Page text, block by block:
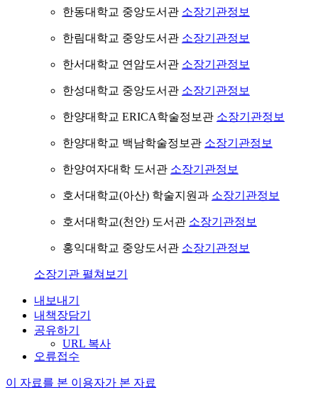
한동대학교 중앙도서관 소장기관정보
한림대학교 중앙도서관 소장기관정보
한서대학교 연암도서관 소장기관정보
한성대학교 중앙도서관 소장기관정보
한양대학교 ERICA학술정보관 소장기관정보
한양대학교 백남학술정보관 소장기관정보
한양여자대학 도서관 소장기관정보
호서대학교(아산) 학술지원과 소장기관정보
호서대학교(천안) 도서관 소장기관정보
홍익대학교 중앙도서관 소장기관정보
소장기관 펼쳐보기
내보내기
내책장담기
공유하기
URL 복사
오류접수
이 자료를 본 이용자가 본 자료